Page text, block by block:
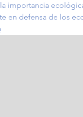
importancia
en defensa de los